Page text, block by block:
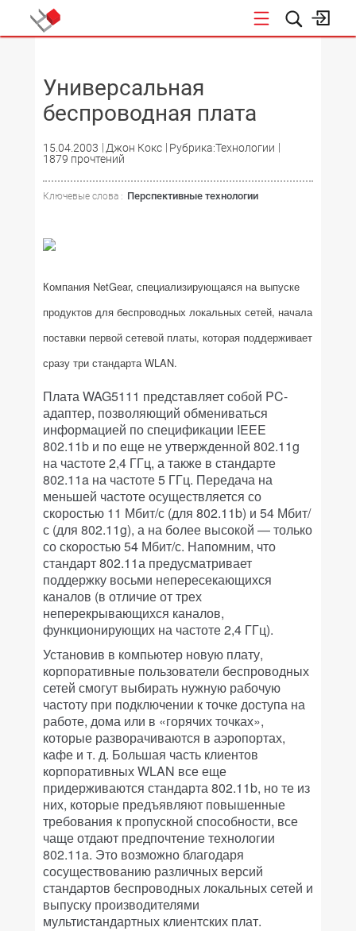
Универсальная
беспроводная плата
15.04.2003 Джон Кокс
Рубрика:Технологии
1879 прочтений
Ключевые слова : Перспективные технологии
Компания NetGear, специализирующаяся на выпуске
продуктов для беспроводных локальных сетей, начала
поставки первой сетевой платы, которая поддерживает
сразу три стандарта WLAN.
Плата WAG5111 представляет собой PC-
адаптер, позволяющий обмениваться
информацией по спецификации IEEE
802.11b и по еще не утвержденной 802.11g
на частоте 2,4 ГГц, а также в стандарте
802.11a на частоте 5 ГГц. Передача на
меньшей частоте осуществляется со
скоростью 11 Мбит/с (для 802.11b) и 54 Мбит/
с (для 802.11g), а на более высокой — только
со скоростью 54 Мбит/с. Напомним, что
стандарт 802.11а предусматривает
поддержку восьми непересекающихся
каналов (в отличие от трех
неперекрывающихся каналов,
функционирующих на частоте 2,4 ГГц).
Установив в компьютер новую плату,
корпоративные пользователи беспроводных
сетей смогут выбирать нужную рабочую
частоту при подключении к точке доступа на
работе, дома или в «горячих точках»,
которые разворачиваются в аэропортах,
кафе и т. д. Большая часть клиентов
корпоративных WLAN все еще
придерживаются стандарта 802.11b, но те из
них, которые предъявляют повышенные
требования к пропускной способности, все
чаще отдают предпочтение технологии
802.11a. Это возможно благодаря
сосуществованию различных версий
стандартов беспроводных локальных сетей и
выпуску производителями
мультистандартных клиентских плат.